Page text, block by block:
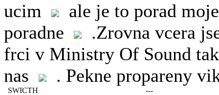
ucim
ale je to porad
poradne
.Zrovna vcera
frci v Ministry Of Sound
nas
. Pekne propareny
SWICTH ---